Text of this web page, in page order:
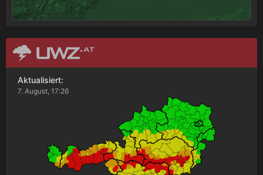
Aktualisiert:
7. August, 17:26